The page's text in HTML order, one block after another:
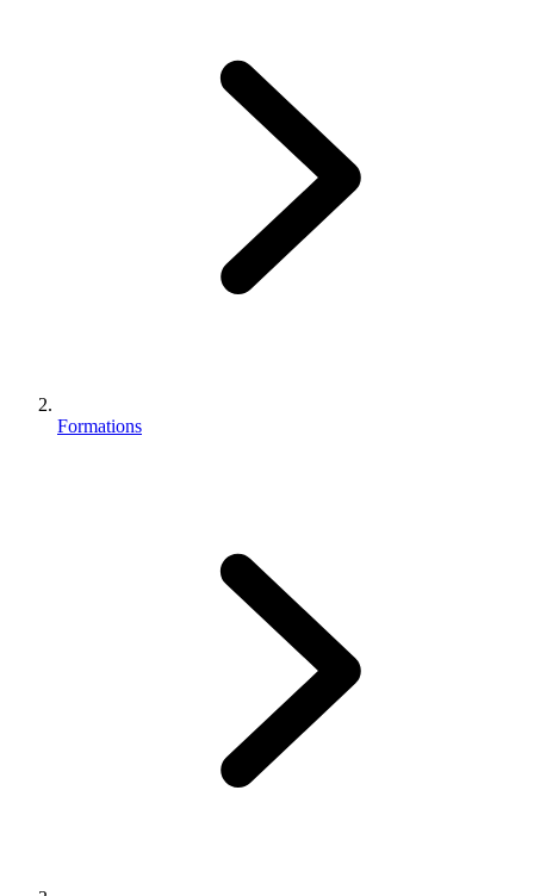
Formations